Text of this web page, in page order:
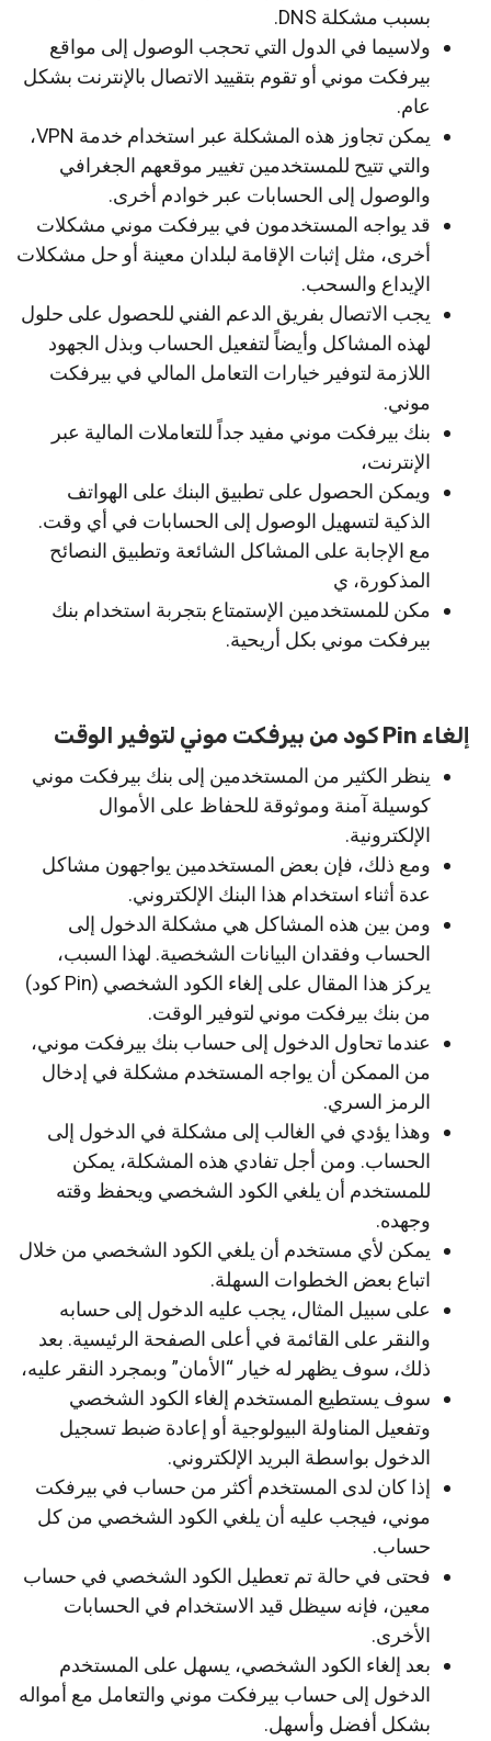
بسبب مشكلة DNS.
ولاسيما في الدول التي تحجب الوصول إلى مواقع
بيرفكت موني أو تقوم بتقييد الاتصال بالإنترنت بشكل
عام.
يمكن تجاوز هذه المشكلة عبر استخدام خدمة VPN،
والتي تتيح للمستخدمين تغيير موقعهم الجغرافي
والوصول إلى الحسابات عبر خوادم أخرى.
قد يواجه المستخدمون في بيرفكت موني مشكلات
أخرى، مثل إثبات الإقامة لبلدان معينة أو حل مشكلات
الإيداع والسحب.
يجب الاتصال بفريق الدعم الفني للحصول على حلول
لهذه المشاكل وأيضاً لتفعيل الحساب وبذل الجهود
اللازمة لتوفير خيارات التعامل المالي في بيرفكت
موني.
بنك بيرفكت موني مفيد جداً للتعاملات المالية عبر
الإنترنت،
ويمكن الحصول على تطبيق البنك على الهواتف
الذكية لتسهيل الوصول إلى الحسابات في أي وقت.
مع الإجابة على المشاكل الشائعة وتطبيق النصائح
المذكورة، ي
مكن للمستخدمين الإستمتاع بتجربة استخدام بنك
بيرفكت موني بكل أريحية.
إلغاء Pin كود من بيرفكت موني لتوفير الوقت
ينظر الكثير من المستخدمين إلى بنك بيرفكت موني
كوسيلة آمنة وموثوقة للحفاظ على الأموال
الإلكترونية.
ومع ذلك، فإن بعض المستخدمين يواجهون مشاكل
عدة أثناء استخدام هذا البنك الإلكتروني.
ومن بين هذه المشاكل هي مشكلة الدخول إلى
الحساب وفقدان البيانات الشخصية. لهذا السبب،
يركز هذا المقال على إلغاء الكود الشخصي (Pin كود)
من بنك بيرفكت موني لتوفير الوقت.
عندما تحاول الدخول إلى حساب بنك بيرفكت موني،
من الممكن أن يواجه المستخدم مشكلة في إدخال
الرمز السري.
وهذا يؤدي في الغالب إلى مشكلة في الدخول إلى
الحساب. ومن أجل تفادي هذه المشكلة، يمكن
للمستخدم أن يلغي الكود الشخصي ويحفظ وقته
وجهده.
يمكن لأي مستخدم أن يلغي الكود الشخصي من خلال
اتباع بعض الخطوات السهلة.
على سبيل المثال، يجب عليه الدخول إلى حسابه
والنقر على القائمة في أعلى الصفحة الرئيسية. بعد
ذلك، سوف يظهر له خيار “الأمان” وبمجرد النقر عليه،
سوف يستطيع المستخدم إلغاء الكود الشخصي
وتفعيل المناولة البيولوجية أو إعادة ضبط تسجيل
الدخول بواسطة البريد الإلكتروني.
إذا كان لدى المستخدم أكثر من حساب في بيرفكت
موني، فيجب عليه أن يلغي الكود الشخصي من كل
حساب.
فحتى في حالة تم تعطيل الكود الشخصي في حساب
معين، فإنه سيظل قيد الاستخدام في الحسابات
الأخرى.
بعد إلغاء الكود الشخصي، يسهل على المستخدم
الدخول إلى حساب بيرفكت موني والتعامل مع أمواله
بشكل أفضل وأسهل.